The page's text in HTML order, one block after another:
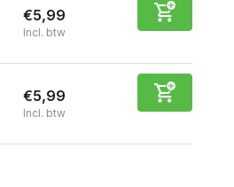
€5,99
Incl. btw
€5,99
Incl. btw